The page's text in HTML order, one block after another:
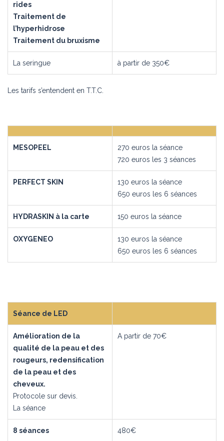
rides
Traitement de
l’hyperhidrose
Traitement du bruxisme
La seringue à partir de 350€
Les tarifs s’entendent en T.T.C.
MESOPEEL
270 euros la séance
720 euros les 3 séances
PERFECT SKIN
130 euros la séance
650 euros les 6 séances
HYDRASKIN à la carte 150 euros la séance
OXYGENEO
130 euros la séance
650 euros les 6 séances
Séance de LED
Amélioration de la
qualité de la peau et des
rougeurs, redensification
de la peau et des
cheveux.
Protocole sur devis.
La séance
A partir de 70€
8 séances 480€